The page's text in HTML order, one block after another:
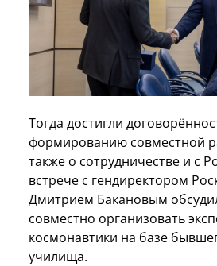
Тогда достигли
формированию совместной
также о сотрудничестве и с
встрече с гендиректором
Дмитрием Бакановым
совместно организовать
космонавтики на базе
училища.